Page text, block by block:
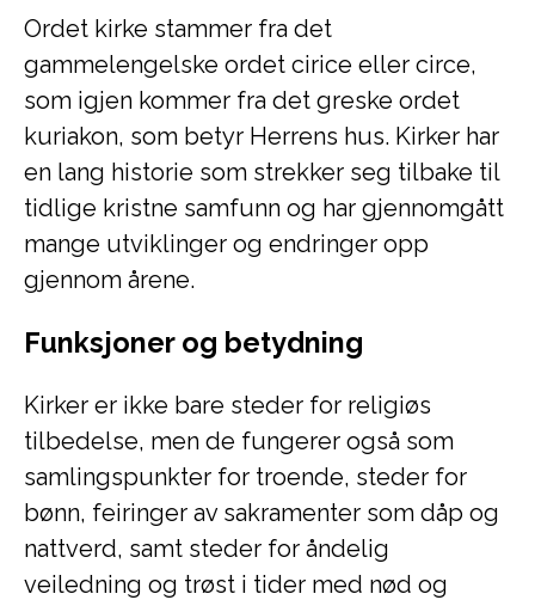
Ordet kirke stammer fra det
gammelengelske ordet cirice eller circe,
som igjen kommer fra det greske ordet
kuriakon, som betyr Herrens hus. Kirker har
en lang historie som strekker seg tilbake til
tidlige kristne samfunn og har gjennomgått
mange utviklinger og endringer opp
gjennom årene.
Funksjoner og betydning
Kirker er ikke bare steder for religiøs
tilbedelse, men de fungerer også som
samlingspunkter for troende, steder for
bønn, feiringer av sakramenter som dåp og
nattverd, samt steder for åndelig
veiledning og trøst i tider med nød og